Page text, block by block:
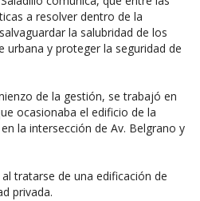
a resolver dentro de la
la salubridad de los
urbana y proteger la seguridad de
de la gestión, se trabajó en
ocasionaba el edificio de la
la intersección de Av. Belgrano y
tratarse de una edificación de
privada.